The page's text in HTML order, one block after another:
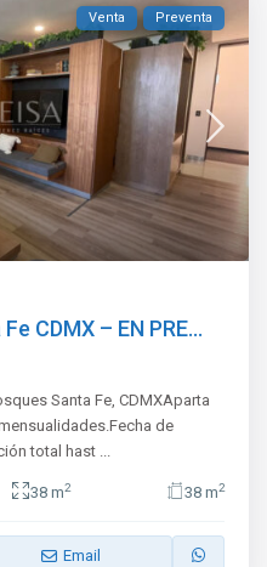
Venta Preventa
CDMX – EN PRE...
Santa Fe, CDMXAparta
de
total hast ...
38 m2 38 m2
Email